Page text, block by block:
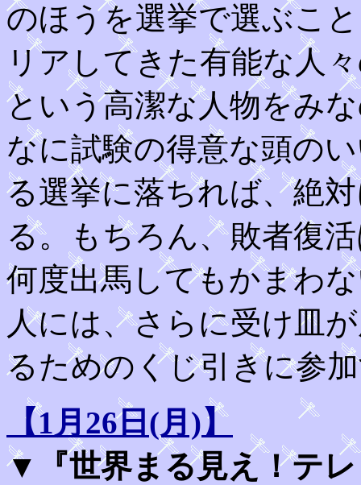
のほうを選挙で選ぶこ
リアしてきた有能な人
という高潔な人物をみ
なに試験の得意な頭の
る選挙に落ちれば、絶
る。もちろん、敗者復
何度出馬してもかまわ
人には、さらに受け皿
るためのくじ引きに参
【1月26日(月)】
▼
『世界まる見え！テ